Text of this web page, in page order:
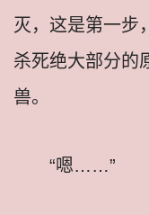
灭，这是第一步
杀死绝大部分的
兽。
“嗯……”